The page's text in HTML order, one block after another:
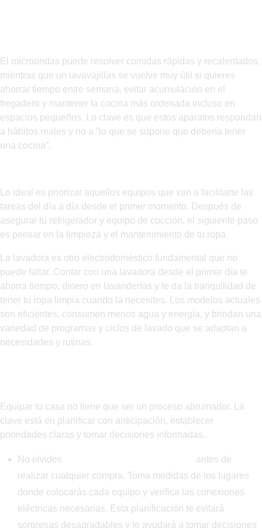
El microondas puede resolver comidas rápidas y recalentados,
mientras que un lavavajillas se vuelve muy útil si quieres
ahorrar tiempo entre semana, evitar acumulación en el
fregadero y mantener la cocina más ordenada incluso en
espacios pequeños. Lo clave es que estos aparatos respondan
a hábitos reales y no a “lo que se supone que debería tener
una cocina”.
Lo ideal es priorizar aquellos equipos que van a facilitarte las
tareas del día a día desde el primer momento. Después de
asegurar tu refrigerador y equipo de cocción, el siguiente paso
es pensar en la limpieza y el mantenimiento de tu ropa.
La lavadora es otro electrodoméstico fundamental que no
puede faltar. Contar con una lavadora desde el primer día te
ahorra tiempo, dinero en lavanderías y te da la tranquilidad de
tener tu ropa limpia cuando la necesites. Los modelos actuales
son eficientes, consumen menos agua y energía, y brindan una
variedad de programas y ciclos de lavado que se adaptan a
necesidades y rutinas.
Equipar tu casa no tiene que ser un proceso abrumador. La
clave está en planificar con anticipación, establecer
prioridades claras y tomar decisiones informadas..
No olvides
antes de
realizar cualquier compra. Toma medidas de los lugares
donde colocarás cada equipo y verifica las conexiones
eléctricas necesarias. Esta planificación te evitará
sorpresas desagradables y te ayudará a tomar decisiones